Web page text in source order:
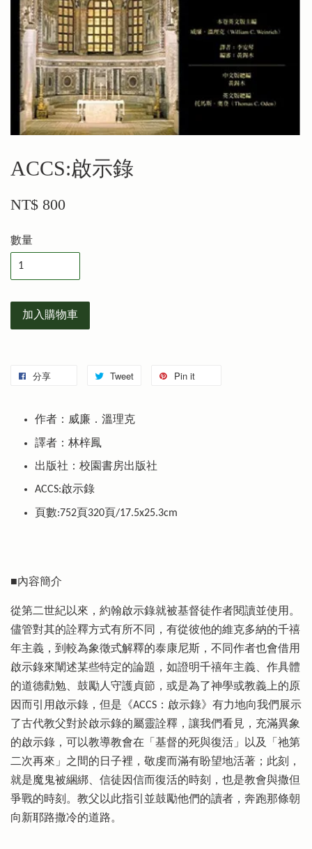
ACCS:啟示錄
NT$ 800
數量
加入購物車
分享 Tweet Pin it
作者：威廉．溫理克
譯者：林梓鳳
出版社：校園書房出版社
ACCS:啟示錄
頁數:752頁320頁/17.5x25.3cm
■內容簡介
從第二世紀以來，約翰啟示錄就被基督徒作者閱讀並使用。
儘管對其的詮釋方式有所不同，有從彼他的維克多納的千禧
年主義，到較為象徵式解釋的泰康尼斯，不同作者也會借用
啟示錄來闡述某些特定的論題，如證明千禧年主義、作具體
的道德勸勉、鼓勵人守護貞節，或是為了神學或教義上的原
因而引用啟示錄，但是《ACCS：啟示錄》有力地向我們展示
了古代教父對於啟示錄的屬靈詮釋，讓我們看見，充滿異象
的啟示錄，可以教導教會在「基督的死與復活」以及「祂第
二次再來」之間的日子裡，敬虔而滿有盼望地活著；此刻，
就是魔鬼被綑綁、信徒因信而復活的時刻，也是教會與撒但
爭戰的時刻。教父以此指引並鼓勵他們的讀者，奔跑那條朝
向新耶路撒冷的道路。